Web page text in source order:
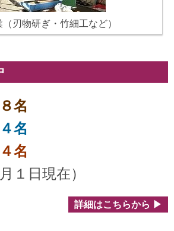
刃物研ぎ・竹細工など）
名
名
名
月１ 日現在）
詳細はこちらから ▶